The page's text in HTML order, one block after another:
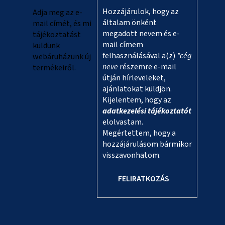
Adja meg az e-
mail címét, és mi
tájékoztatást
küldünk
webáruházunk új
termékeiről.
Hozzájárulok, hogy az
általam önként
megadott nevem és e-
mail címem
felhasználásával a(z) *cég
neverészemre e-mail
útján hírleveleket,
ajánlatokat küldjön.
Kijelentem, hogy az
adatkezelési tájékoztatót
elolvastam.
Megértettem, hogy a
hozzájárulásom bármikor
visszavonhatom.
FELIRATKOZÁS